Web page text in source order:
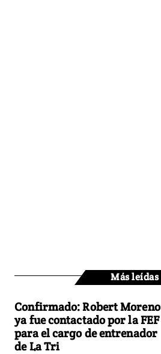
Más leídas
Confirmado: Robert Moreno
ya fue contactado por la FEF
para el cargo de entrenador
de La Tri